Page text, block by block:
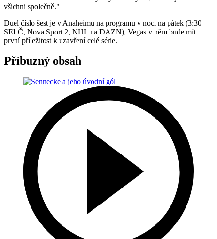
všichni společně."
Duel číslo šest je v Anaheimu na programu v noci na pátek (3:30
SELČ, Nova Sport 2, NHL na DAZN), Vegas v něm bude mít
první příležitost k uzavření celé série.
Příbuzný obsah